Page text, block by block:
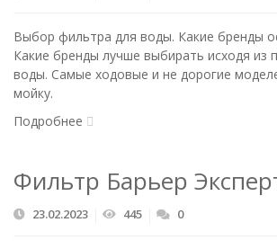
Выбор фильтра для воды. Какие бренды
Какие бренды лучше выбирать исходя из
воды. Самые ходовые и не дорогие
мойку.
Подробнее
Фильтр Барьер
23.02.2023 445 0